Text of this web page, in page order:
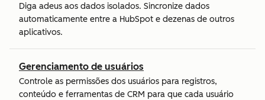
Diga adeus aos dados isolados. Sincronize dados
automaticamente entre a HubSpot e dezenas de outros
aplicativos.
Gerenciamento de usuários
Controle as permissões dos usuários para registros,
conteúdo e ferramentas de CRM para que cada usuário